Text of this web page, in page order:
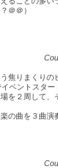
＠＠）
焦りまくりの
ベントスター
を２周して、
の曲を３曲演